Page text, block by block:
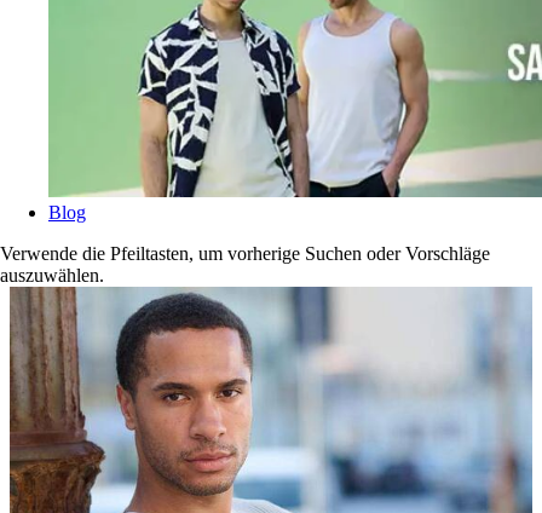
Blog
Verwende die Pfeiltasten, um vorherige Suchen oder Vorschläge
auszuwählen.